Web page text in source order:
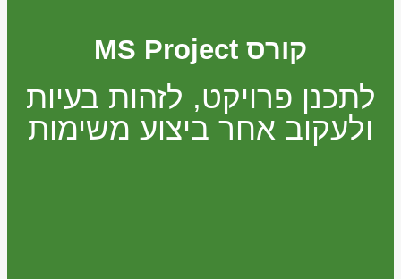
קורס MS Project
לתכנן פרויקט, לזהות בעיות
ולעקוב אחר ביצוע משימות